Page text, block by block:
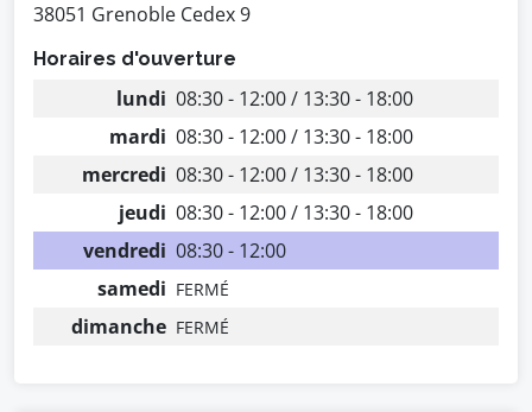
38051 Grenoble Cedex 9
Horaires d'ouverture
lundi 08:30 - 12:00 / 13:30 - 18:00
mardi 08:30 - 12:00 / 13:30 - 18:00
mercredi 08:30 - 12:00 / 13:30 - 18:00
jeudi 08:30 - 12:00 / 13:30 - 18:00
vendredi 08:30 - 12:00
samedi FERMÉ
dimanche FERMÉ